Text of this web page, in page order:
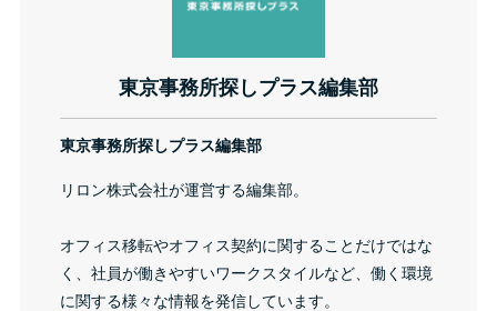
東京事務所探しプラス編集部
東京事務所探しプラス編集部
リロン株式会社が運営する編集部。
オフィス移転やオフィス契約に関することだけではな
く、社員が働きやすいワークスタイルなど、働く環境
に関する様々な情報を発信しています。